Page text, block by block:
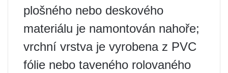
plošného nebo deskového
materiálu je namontován nahoře;
vrchní vrstva je vyrobena z PVC
fólie nebo taveného rolovaného